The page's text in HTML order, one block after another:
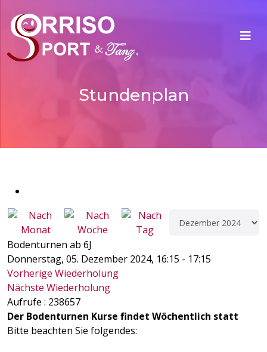
Stundenplan
Bodenturnen ab 6J
Donnerstag, 05. Dezember 2024, 16:15 - 17:15
Vorherige Wiederholung
Nächste Wiederholung
Aufrufe : 238657
Der Bodenturnen Kurse findet Wöchentlich statt
Bitte beachten Sie folgendes: